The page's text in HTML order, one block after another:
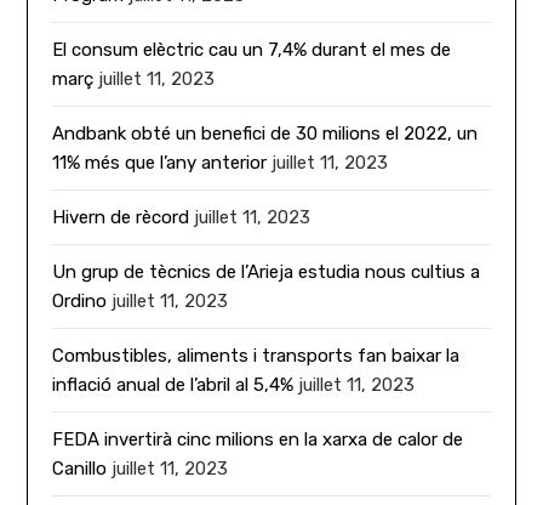
El consum elèctric cau un 7,4% durant el mes de
març juillet 11, 2023
Andbank obté un benefici de 30 milions el 2022, un
11% més que l’any anterior juillet 11, 2023
Hivern de rècord juillet 11, 2023
Un grup de tècnics de l’Arieja estudia nous cultius a
Ordino juillet 11, 2023
Combustibles, aliments i transports fan baixar la
inflació anual de l’abril al 5,4% juillet 11, 2023
FEDA invertirà cinc milions en la xarxa de calor de
Canillo juillet 11, 2023